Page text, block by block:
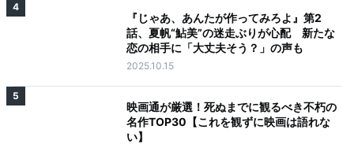
4
『じゃあ、あんたが作ってみろよ』第2
話、夏帆“鮎美”の迷走ぶりが心配 新たな
恋の相手に「大丈夫そう？」の声も
2025.10.15
5
映画通が厳選！死ぬまでに観るべき不朽の
名作TOP30【これを観ずに映画は語れな
い】